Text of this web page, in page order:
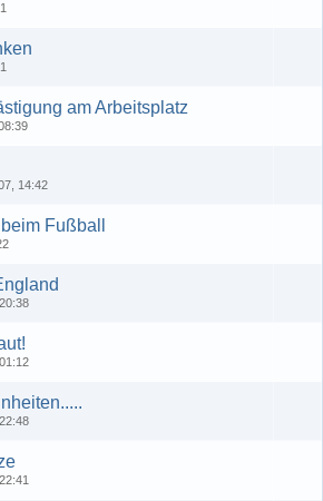
am Arbeitsplatz
14:42
Fußball